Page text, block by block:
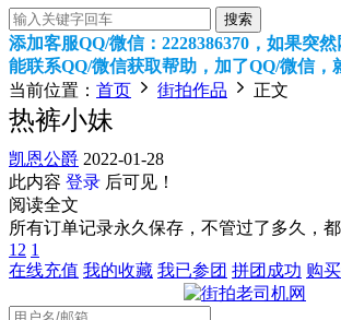
搜索
添加客服QQ/微信：2228386370，如果突
能联系QQ/微信获取帮助，加了QQ/微信，
当前位置： 首页 街拍作品 正文
热裤小妹
凯恩公爵 2022-01-28
此内容 登录 后可见！
阅读全文
所有订单记录永久保存，不管过了多久，都
12 1
在线充值 我的收藏 我已参团 拼团成功 购